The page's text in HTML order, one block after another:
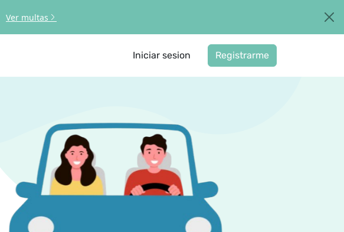
Ver multas
Iniciar sesion Registrarme